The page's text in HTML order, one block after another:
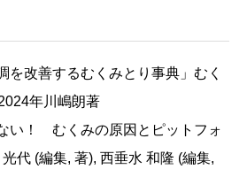
を改善するむくみとり事典」むく
年川嶋朗著
い！ むくみの原因とピットフォ
代 (編集, 著), 西垂水 和隆 (編集,